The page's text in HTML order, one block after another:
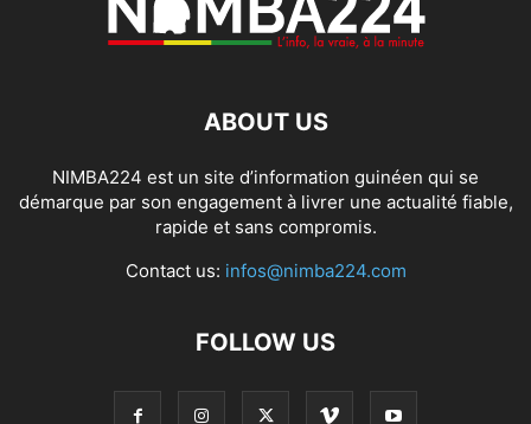
ABOUT US
NIMBA224 est un site d’information guinéen qui se
démarque par son engagement à livrer une actualité fiable,
rapide et sans compromis.
Contact us: infos@nimba224.com
FOLLOW US